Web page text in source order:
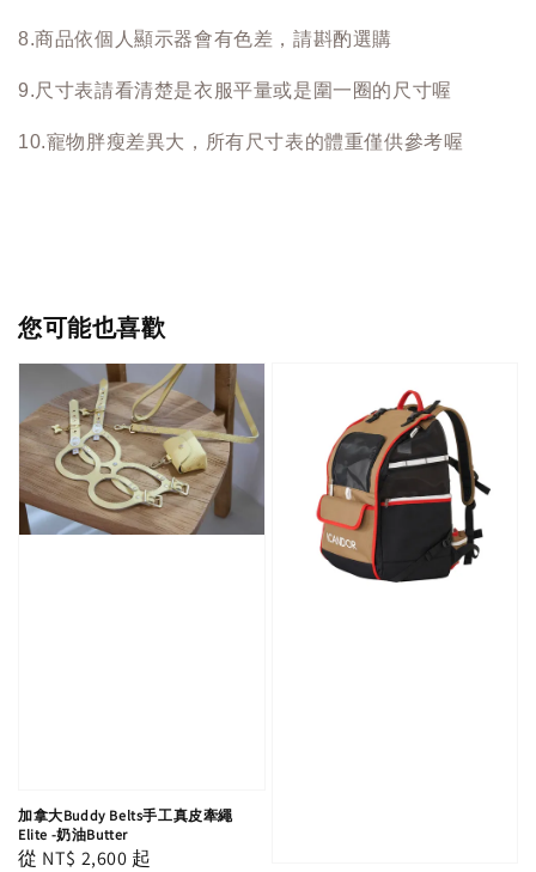
8.商品依個人顯示器會有色差，請斟酌選購
9.尺寸表請看清楚是衣服平量或是圍一圈的尺寸喔
10.寵物胖瘦差異大，所有尺寸表的體重僅供參考喔
您可能也喜歡
加拿大Buddy Belts手工真皮牽繩
Elite -奶油Butter
Regular
從 NT$ 2,600 起